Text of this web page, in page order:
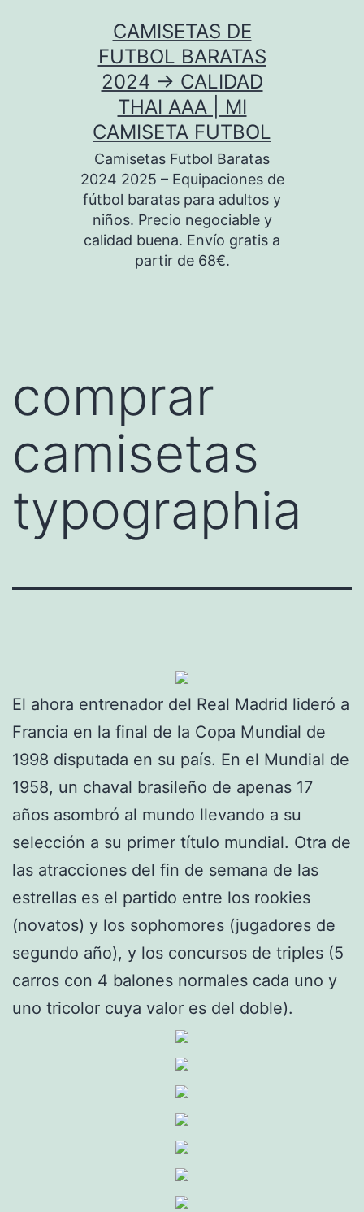
CAMISETAS DE
FUTBOL BARATAS
2024 → CALIDAD
THAI AAA | MI
CAMISETA FUTBOL
Camisetas Futbol Baratas
2024 2025 – Equipaciones de
fútbol baratas para adultos y
niños. Precio negociable y
calidad buena. Envío gratis a
partir de 68€.
comprar
camisetas
typographia
El ahora entrenador del Real Madrid lideró a
Francia en la final de la Copa Mundial de
1998 disputada en su país. En el Mundial de
1958, un chaval brasileño de apenas 17
años asombró al mundo llevando a su
selección a su primer título mundial. Otra de
las atracciones del fin de semana de las
estrellas es el partido entre los rookies
(novatos) y los sophomores (jugadores de
segundo año), y los concursos de triples (5
carros con 4 balones normales cada uno y
uno tricolor cuya valor es del doble).